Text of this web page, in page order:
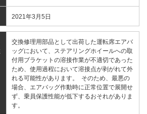
2021年3月5日
交換修理用部品として出荷した運転席エアバ
ッグにおいて、ステアリングホイールへの取
付用ブラケットの溶接作業が不適切であった
ため、使用過程において溶接点が剥がれて外
れる可能性があります。 そのため、最悪の
場合、エアバッグ作動時に正常位置で展開せ
ず、乗員保護性能が低下するおそれがありま
す。